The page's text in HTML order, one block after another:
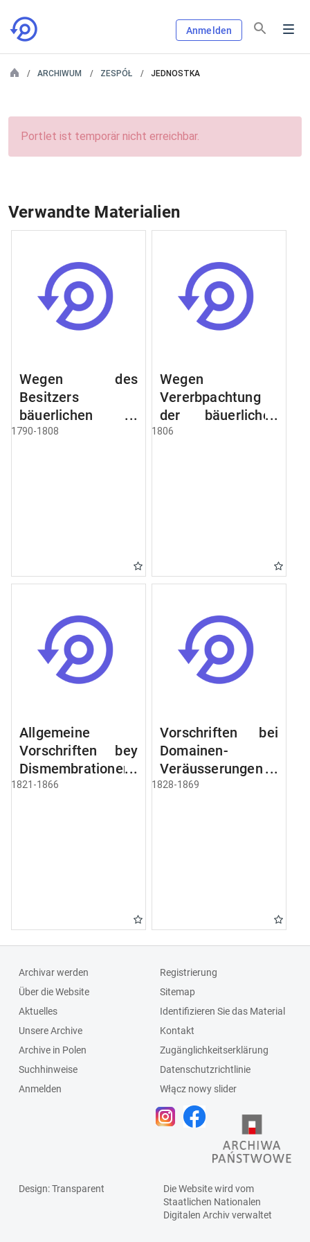
Anmelden
ARCHIWUM ZESPÓŁ JEDNOSTKA
Portlet ist temporär nicht erreichbar.
Verwandte Materialien
Wegen des
Besitzers
bäuerlichen
Grundstücke, den
1790-1808
Wegen
Vererbpachtung
der bäuerlichen
Grundstücke und
1806
Allgemeine
Vorschriften bey
Dismembrationen
Domainen-
1821-1866
Vorschriften bei
Domainen-
Veräusserungen
und
1828-1869
Archivar werden
Über die Website
Aktuelles
Unsere Archive
Archive in Polen
Suchhinweise
Anmelden
Registrierung
Sitemap
Identifizieren Sie das Material
Kontakt
Zugänglichkeitserklärung
Datenschutzrichtlinie
Włącz nowy slider
Design: Transparent
Die Website wird vom
Staatlichen Nationalen
Digitalen Archivverwaltet